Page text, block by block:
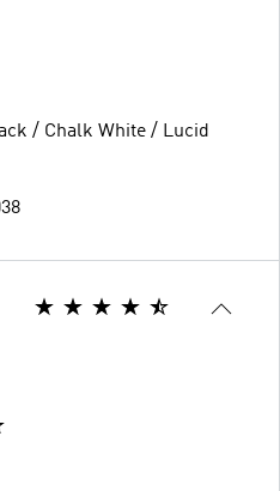
/ Chalk White / Lucid